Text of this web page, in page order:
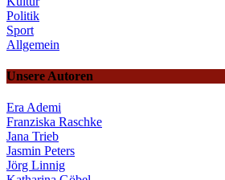
Politik
Sport
Allgemein
Unsere Autoren
Era Ademi
Franziska Raschke
Jana Trieb
Jasmin Peters
Jörg Linnig